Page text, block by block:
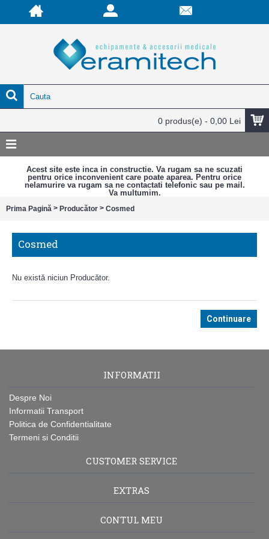
0 produs(e) - 0,00 Lei
Acest site este inca in constructie. Va rugam sa ne scuzati
pentru orice inconvenient care poate aparea. Pentru orice
nelamurire va rugam sa ne contactati telefonic sau pe mail.
Va multumim.
Prima Pagină > Producător > Cosmed
Cosmed
Nu există niciun Producător.
Continuare
INFORMATII
Despre Noi
Informatii Transport
Politica de Confidentialitate
Termeni si Conditii
CUSTOMER SERVICE
EXTRAS
CONTUL MEU